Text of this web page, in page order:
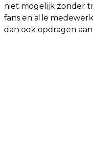
niet mogelijk zonder
fans en alle
dan ook opdragen aan